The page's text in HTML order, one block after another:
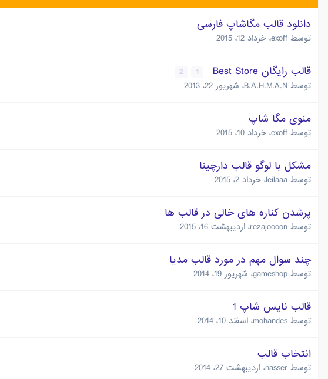
دانلود قالب مگاشاپ فارسی
توسط exoff، خرداد 12، 2015
قالب رایگان Best Store 1
2
توسط B.A.H.M.A.N، شهریور 22، 2013
منوی مگا شاپ
توسط exoff، خرداد 10، 2015
مشکل با لوگو قالب دارچینا
توسط leilaaa، خرداد 2، 2015
پرشدن کناره های خالی در قالب ها
توسط rezajoooon، اردیبهشت 16، 2015
چند سوال مهم در مورد قالب مدیا
توسط gameshop، شهریور 19، 2014
قالب نايس شاپ 1
توسط mohandes، اسفند 10، 2014
انتخاب قالب
توسط nasser، اردیبهشت 27، 2014